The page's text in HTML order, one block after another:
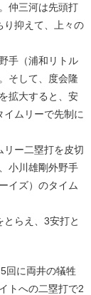
仲三河は先頭打
り抑えて、上々の
手（浦和リトル
そして、度会隆
拡大すると、安
ムリーで先制に
ー二塁打を皮切
小川雄剛外野手
イズ）のタイム
らえ、3安打と
回に両井の犠牲
トへの二塁打で2